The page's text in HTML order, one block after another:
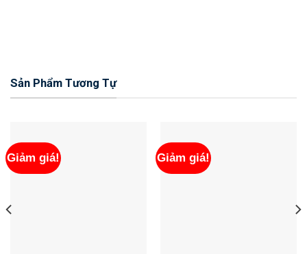
Sản Phẩm Tương Tự
Giảm giá! Giảm giá!